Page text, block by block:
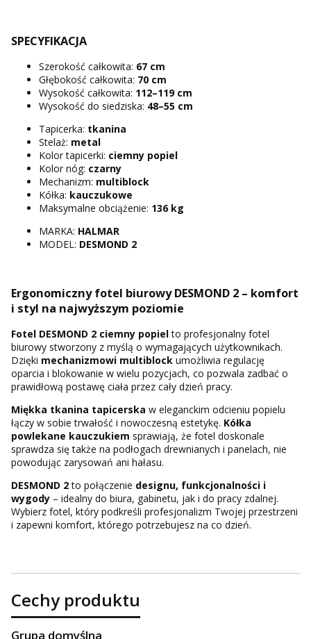
SPECYFIKACJA
Szerokość całkowita: 67 cm
Głębokość całkowita: 70 cm
Wysokość całkowita: 112–119 cm
Wysokość do siedziska: 48–55 cm
Tapicerka: tkanina
Stelaż: metal
Kolor tapicerki: ciemny popiel
Kolor nóg: czarny
Mechanizm: multiblock
Kółka: kauczukowe
Maksymalne obciążenie: 136 kg
MARKA: HALMAR
MODEL: DESMOND 2
Ergonomiczny fotel biurowy DESMOND 2 – komfort
i styl na najwyższym poziomie
Fotel DESMOND 2 ciemny popielto profesjonalny fotel
biurowy stworzony z myślą o wymagających użytkownikach.
Dzięki mechanizmowi multiblock umożliwia regulację
oparcia i blokowanie w wielu pozycjach, co pozwala zadbać o
prawidłową postawę ciała przez cały dzień pracy.
Miękka tkanina tapicerska w eleganckim odcieniu popielu
łączy w sobie trwałość i nowoczesną estetykę. Kółka
powlekane kauczukiem sprawiają, że fotel doskonale
sprawdza się także na podłogach drewnianych i panelach, nie
powodując zarysowań ani hałasu.
DESMOND 2to połączenie designu, funkcjonalności i
wygody – idealny do biura, gabinetu, jak i do pracy zdalnej.
Wybierz fotel, który podkreśli profesjonalizm Twojej przestrzeni
i zapewni komfort, którego potrzebujesz na co dzień.
Cechy produktu
Grupa domyślna